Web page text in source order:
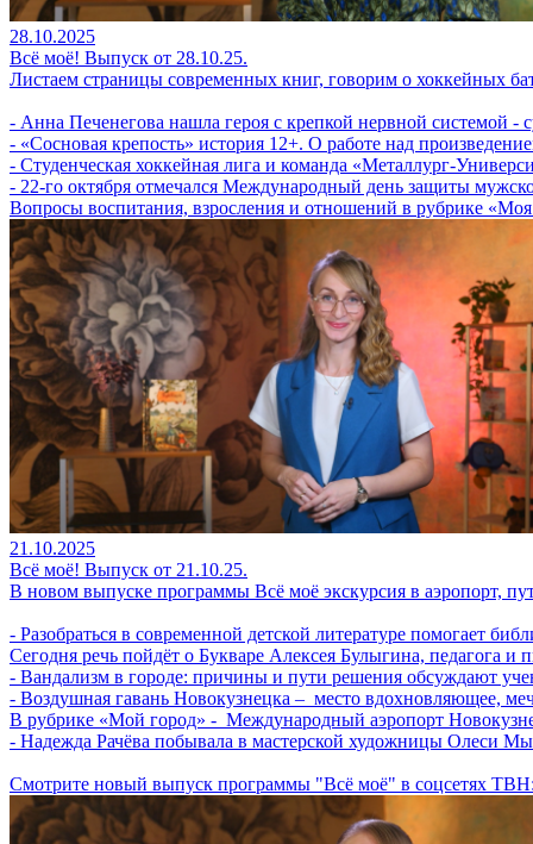
28.10.2025
Всё моё! Выпуск от 28.10.25.
Листаем страницы современных книг, говорим о хоккейных
- Анна Печенегова нашла героя с крепкой нервной системой -
- «Сосновая крепость» история 12+. О работе над
- Студенческая хоккейная лига и команда «Металлург-
- 22-го октября отмечался Международный день защиты
Вопросы воспитания, взросления и отношений в рубрике
21.10.2025
Всё моё! Выпуск от 21.10.25.
В новом выпуске программы Всё моё экскурсия в аэропорт,
- Разобраться в современной детской литературе помогает
Сегодня речь пойдёт о Букваре Алексея Булыгина, педагога и
- Вандализм в городе: причины и пути решения обсуждают
- Воздушная гавань Новокузнецка – место вдохновляющее,
В рубрике «Мой город» - Международный аэропорт
- Надежда Рачёва побывала в мастерской художницы Олеси
Смотрите новый выпуск программы "Всё моё" в соцсетях